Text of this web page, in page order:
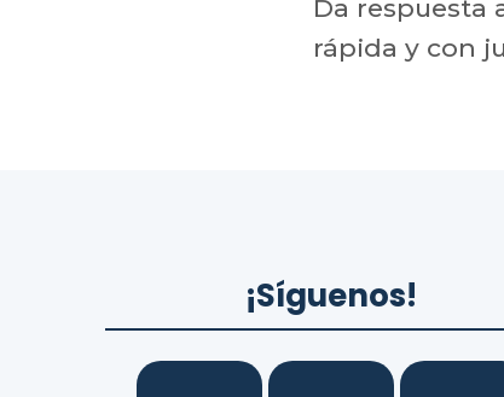
Da respuesta
rápida y con
¡Síguenos!